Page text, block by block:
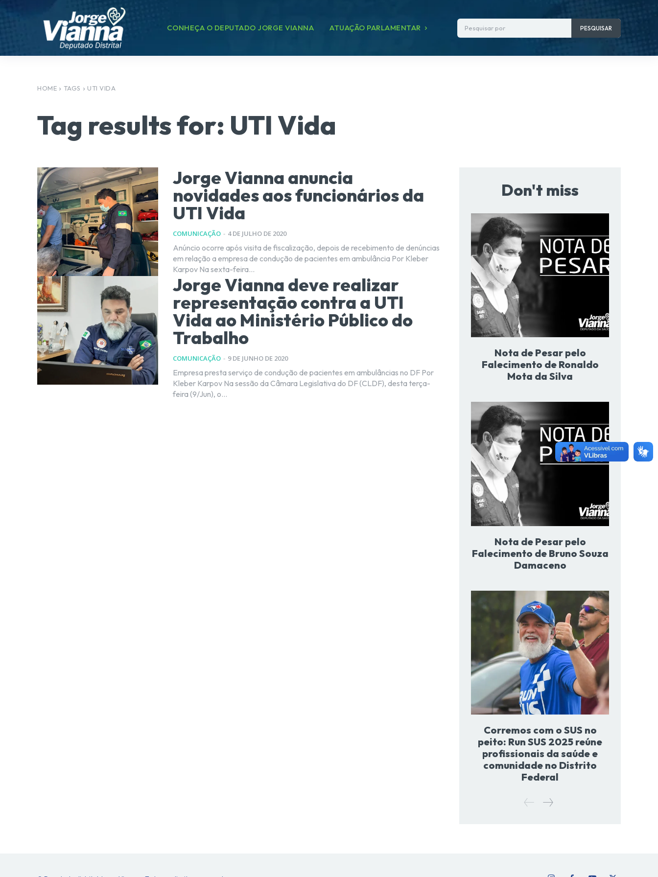
CONHEÇA O DEPUTADO JORGE VIANNA ATUAÇÃO PARLAMENTAR Pesquisar por PESQUISAR
HOME TAGS UTI VIDA
Tag results for: UTI Vida
Jorge Vianna anuncia
novidades aos funcionários da
UTI Vida
COMUNICAÇÃO - 4 DE JULHO DE 2020
Anúncio ocorre após visita de fiscalização, depois de recebimento de denúncias
em relação a empresa de condução de pacientes em ambulância Por Kleber
Karpov Na sexta-feira...
Jorge Vianna deve realizar
representação contra a UTI
Vida ao Ministério Público do
Trabalho
COMUNICAÇÃO - 9 DE JUNHO DE 2020
Empresa presta serviço de condução de pacientes em ambulâncias no DF Por
Kleber Karpov Na sessão da Câmara Legislativa do DF (CLDF), desta terça-
feira (9/Jun), o...
Don't miss
Nota de Pesar pelo
Falecimento de Ronaldo
Mota da Silva
Nota de Pesar pelo
Falecimento de Bruno Souza
Damaceno
Corremos com o SUS no
peito: Run SUS 2025 reúne
profissionais da saúde e
comunidade no Distrito
Federal